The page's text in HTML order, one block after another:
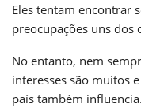
Eles tentam encontrar
preocupações uns dos
No entanto, nem
interesses são muitos
país também